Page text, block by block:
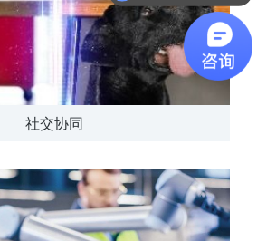
社交协同
软件有折扣吗？